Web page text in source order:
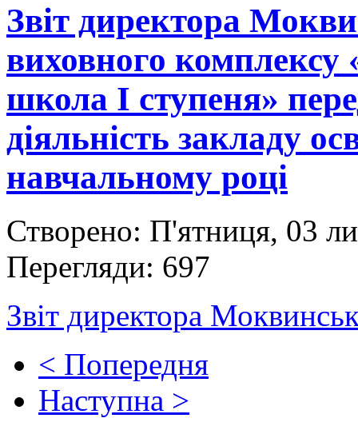
Звіт директора
виховного комплексу
школа І ступеня»
діяльність закладу
навчальному році
Створено: П'ятниця, 03
Перегляди: 697
Звіт директора
< Попередня
Наступна >